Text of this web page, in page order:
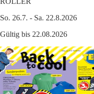
So. 26.7. - Sa. 22.8.2026
Gültig bis 22.08.2026